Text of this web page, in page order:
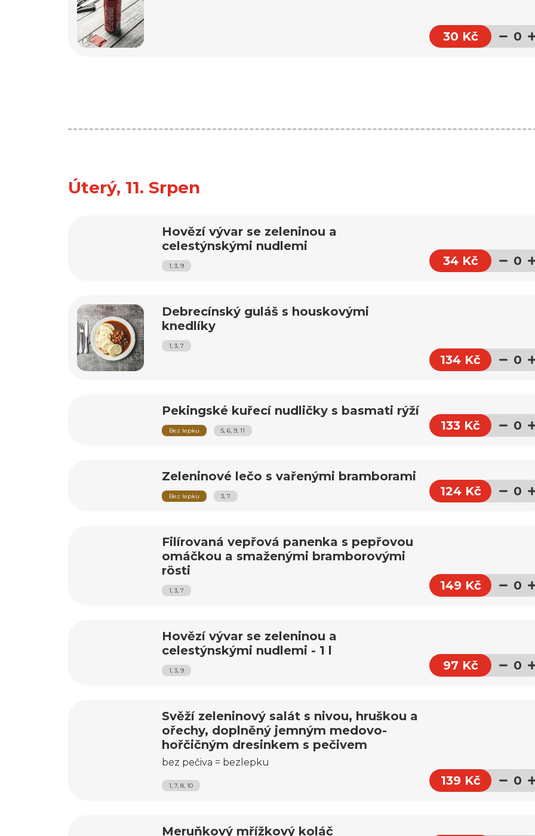
30 Kč 0
Úterý, 11. Srpen
Hovězí vývar se zeleninou a
celestýnskými nudlemi
1, 3, 9 34 Kč 0
Debrecínský guláš s houskovými
knedlíky
1, 3, 7
134 Kč 0
Pekingské kuřecí nudličky s basmati rýží
Bez lepku 5, 6, 9, 11 133 Kč 0
Zeleninové lečo s vařenými bramborami
Bez lepku 3, 7 124 Kč 0
Filírovaná vepřová panenka s pepřovou
omáčkou a smaženými bramborovými
rösti
1, 3, 7 149 Kč 0
Hovězí vývar se zeleninou a
celestýnskými nudlemi - 1 l
1, 3, 9 97 Kč 0
Svěží zeleninový salát s nivou, hruškou a
ořechy, doplněný jemným medovo-
hořčičným dresinkem s pečivem
bez pečiva = bezlepku
1, 7, 8, 10 139 Kč 0
Meruňkový mřížkový koláč